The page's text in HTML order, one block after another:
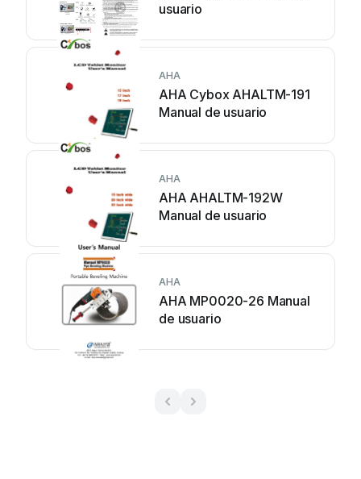
usuario
AHA
AHA Cybox AHALTM-191
Manual de usuario
AHA
AHA AHALTM-192W
Manual de usuario
AHA
AHA MP0020-26 Manual
de usuario